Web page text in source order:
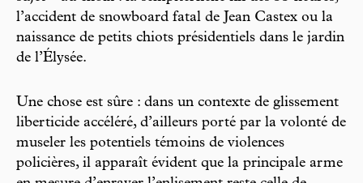
l’accident de snowboard fatal de Jean Castex ou la
naissance de petits chiots présidentiels dans le jardin
de l’Élysée.
Une chose est sûre : dans un contexte de glissement
liberticide accéléré, d’ailleurs porté par la volonté de
museler les potentiels témoins de violences
policières, il apparaît évident que la principale arme